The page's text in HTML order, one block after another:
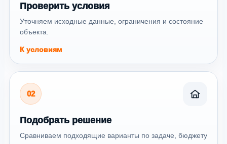
Проверить условия
Уточняем исходные данные, ограничения и состояние
объекта.
К условиям
02
Подобрать решение
Сравниваем подходящие варианты по задаче, бюджету